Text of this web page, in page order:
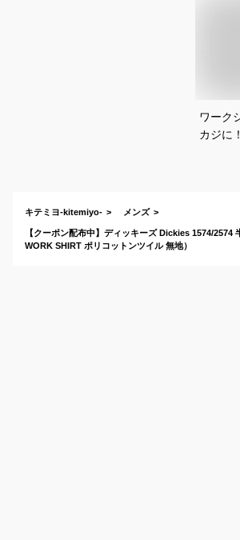
ワーク
カジに
キテミヨ-kitemiyo- メンズ
【クーポン配布中】ディッキーズ Dickies 1574/2574
WORK SHIRT ポリコットンツイル 無地）